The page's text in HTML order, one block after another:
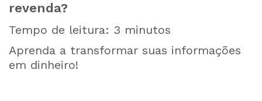
revenda?
Tempo de leitura: 3 minutos
Aprenda a transformar suas informações
em dinheiro!